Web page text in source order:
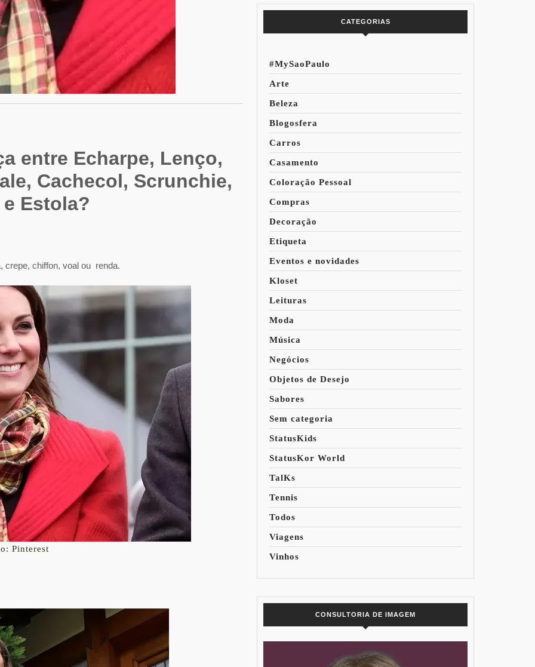
entre Echarpe, Lenço,
Cachecol, Scrunchie,
Estola?
crepe, chiffon, voal ou renda.
Pinterest
CATEGORIAS
#MySaoPaulo
Arte
Beleza
Blogosfera
Carros
Casamento
Coloração Pessoal
Compras
Decoração
Etiqueta
Eventos e novidades
Kloset
Leituras
Moda
Música
Negócios
Objetos de Desejo
Sabores
Sem categoria
StatusKids
StatusKor World
TalKs
Tennis
Todos
Viagens
Vinhos
CONSULTORIA DE IMAGEM